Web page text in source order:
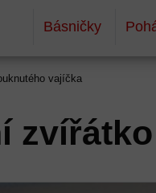
Básničky
vajíčka